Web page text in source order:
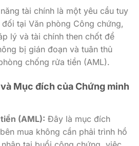
tài chính là một yêu cầu tuy
tại Văn phòng Công chứng,
lý và tài chính then chốt để
bị gián đoạn và tuân thủ
chống rửa tiền (AML).
Mục đích của Chứng minh
(AML): Đây là mục đích
mua không cần phải trình hồ